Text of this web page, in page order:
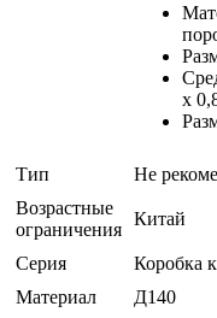
x
Тип
Не
Возрастные
ограничения
Китай
Серия
Коробка
Материал
Д140